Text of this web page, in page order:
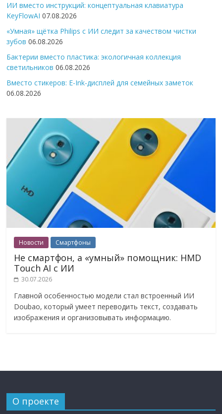
ИИ вместо инструкций: концептуальная клавиатура
KeyFlowAI 07.08.2026
«Умная» щётка Philips с ИИ следит за качеством чистки
зубов 06.08.2026
Бактерии вместо пластика: экологичная коллекция
светильников 06.08.2026
Вместо стикеров: E-Ink-дисплей для семейных заметок
06.08.2026
Новости Смартфоны
Не смартфон, а «умный» помощник: HMD
Touch AI с ИИ
30.07.2026
Главной особенностью модели стал встроенный ИИ
Doubao, который умеет переводить текст, создавать
изображения и организовывать информацию.
О проекте